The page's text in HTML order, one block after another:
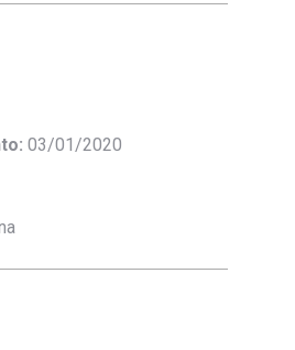
03/01/2020